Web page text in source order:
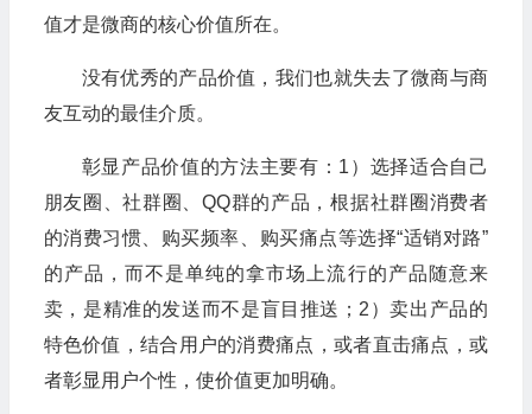
值才是微商的核心价值所在。
没有优秀的产品价值，我们也就失去了微商与商
友互动的最佳介质。
彰显产品价值的方法主要有：1）选择适合自己
朋友圈、社群圈、QQ群的产品，根据社群圈消费者
的消费习惯、购买频率、购买痛点等选择“适销对路”
的产品，而不是单纯的拿市场上流行的产品随意来
卖，是精准的发送而不是盲目推送；2）卖出产品的
特色价值，结合用户的消费痛点，或者直击痛点，或
者彰显用户个性，使价值更加明确。